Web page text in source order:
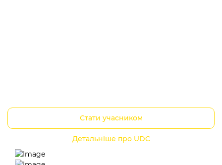
Стати учасником
Детальніше про UDC